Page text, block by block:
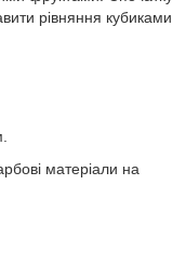
рівняння кубиками
матеріали на